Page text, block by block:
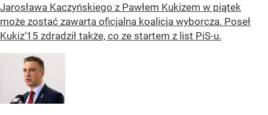
Jarosława Kaczyńskiego z Pawłem Kukizem w piątek
może zostać zawarta oficjalna koalicja wyborcza. Poseł
Kukiz’15 zdradził także, co ze startem z list PiS-u.